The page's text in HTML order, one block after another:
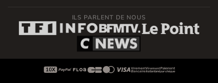
ILS PARLENT DE NOUS
